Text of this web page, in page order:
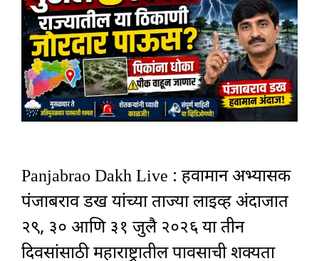
Panjabrao Dakh Live : हवामान अभ्यासक
पंजाबराव डख यांच्या ताज्या लाइव्ह अंदाजात
२९, ३० आणि ३१ जुलै २०२६ या तीन
दिवसांसाठी महाराष्ट्रातील पावसाची शक्यता